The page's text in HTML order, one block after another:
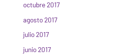
octubre 2017
agosto 2017
julio 2017
junio 2017